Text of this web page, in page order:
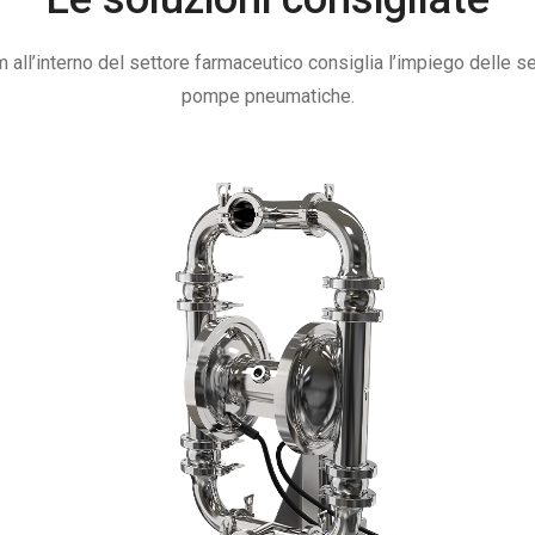
all’interno del settore farmaceutico consiglia l’impiego delle
pompe pneumatiche.